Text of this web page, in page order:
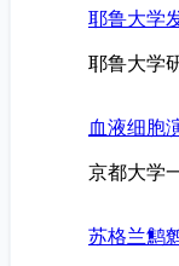
耶鲁大学
耶鲁大学
血液细胞
京都大学
苏格兰鹪